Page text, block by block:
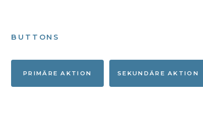
BUTTONS
PRIMÄRE AKTION SEKUNDÄRE AKTION